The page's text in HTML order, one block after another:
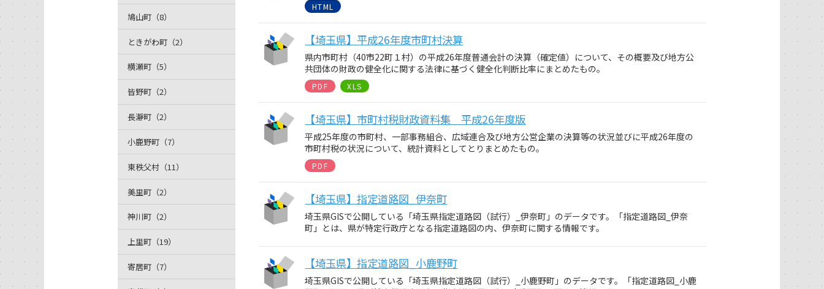
HTML
【埼玉県】平成26年度市町村決算
県内市町村（40市22町１村）の平成26年度普通会計の決算（確定値）について、その概要及び地方公
共団体の財政の健全化に関する法律に基づく健全化判断比率にまとめたもの。
PDF XLS
【埼玉県】市町村税財政資料集 平成26年度版
平成25年度の市町村、一部事務組合、広域連合及び地方公営企業の決算等の状況並びに平成26年度の
市町村税の状況について、統計資料としてとりまとめたもの。
PDF
【埼玉県】指定道路図_伊奈町
埼玉県GISで公開している「埼玉県指定道路図（試行）_伊奈町」のデータです。「指定道路図_伊奈
町」とは、県が特定行政庁となる指定道路図の内、伊奈町に関する情報です。
【埼玉県】指定道路図_小鹿野町
埼玉県GISで公開している「埼玉県指定道路図（試行）_小鹿野町」のデータです。「指定道路図_小鹿
鳩山町（8）
ときがわ町（2）
横瀬町（5）
皆野町（2）
長瀞町（2）
小鹿野町（7）
東秩父村（11）
美里町（2）
神川町（2）
上里町（19）
寄居町（7）